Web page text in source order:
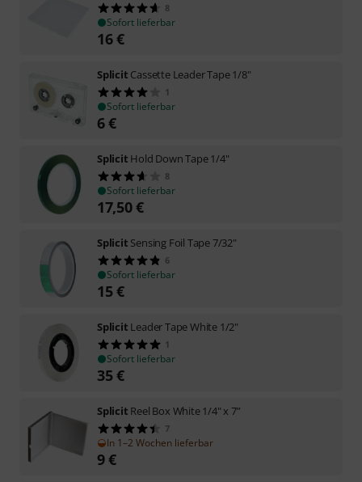
8
Sofort lieferbar
16€
Splicit Cassette Leader Tape 1/8"
1
Sofort lieferbar
6€
Splicit Hold Down Tape 1/4"
8
Sofort lieferbar
17,50€
Splicit Sensing Foil Tape 7/32"
6
Sofort lieferbar
15€
Splicit Leader Tape White 1/2"
1
Sofort lieferbar
35€
Splicit Reel Box White 1/4" x 7”
7
In 1–2 Wochen lieferbar
9€